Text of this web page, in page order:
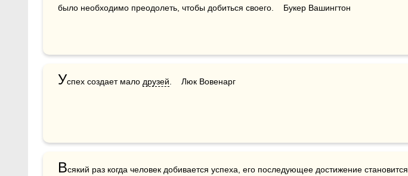
было необходимо преодолеть, чтобы добиться своего.    Букер Вашингтон
Успех создает мало друзей .    Люк Вовенарг
Всякий раз когда человек добивается успеха, его последующее достижение становится